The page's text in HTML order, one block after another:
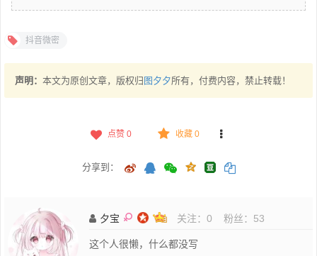
抖音微密
声明： 本文为原创文章，版权归 图夕夕所有，付费内容，禁止转载！
点赞 0 收藏 0
分享到：
夕宝 关注： 0 粉丝： 53
这个人很懒，什么都没写